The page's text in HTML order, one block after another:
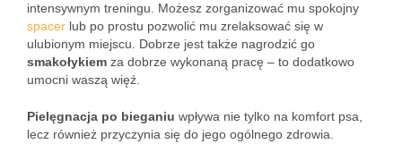
intensywnym treningu. Możesz zorganizować mu spokojny
spacer lub po prostu pozwolić mu zrelaksować się w
ulubionym miejscu. Dobrze jest także nagrodzić go
smakołykiem za dobrze wykonaną pracę – to dodatkowo
umocni waszą więź.
Pielęgnacja po bieganiu wpływa nie tylko na komfort psa,
lecz również przyczynia się do jego ogólnego zdrowia.